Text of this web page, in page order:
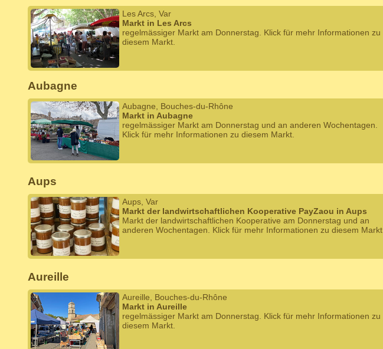
Les Arcs, Var
Markt in Les Arcs
regelmässiger Markt am Donnerstag. Klick für mehr Informationen zu
diesem Markt.
Aubagne
Aubagne, Bouches-du-Rhône
Markt in Aubagne
regelmässiger Markt am Donnerstag und an anderen Wochentagen.
Klick für mehr Informationen zu diesem Markt.
Aups
Aups, Var
Markt der landwirtschaftlichen Kooperative PayZaou in Aups
Markt der landwirtschaftlichen Kooperative am Donnerstag und an
anderen Wochentagen. Klick für mehr Informationen zu diesem Markt.
Aureille
Aureille, Bouches-du-Rhône
Markt in Aureille
regelmässiger Markt am Donnerstag. Klick für mehr Informationen zu
diesem Markt.